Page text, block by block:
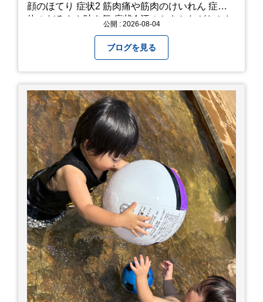
顔のほてり 症状2 筋肉痛や筋肉のけいれん 症状3
体のだるさや吐き気 症状4 汗のかきかたがおかし
に反応しない、まっすぐ歩けない 症状7 水分補給
に医療機関へ相談、または救急車を呼びましょう
□涼しい場所へ移動しましょう □衣服を脱がし、
体を冷やして体温を下げましょう □塩分や水分を
補給しましょう 一番大切な命を守って、夏を乗り
切りましょう！
公開 : 2026-08-04
ブログを見る